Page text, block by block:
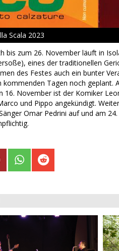
Scala 2023
bis zum 26. November läuft in
eines der traditionellen
des Festes auch ein bunter
kommenden Tagen noch
16. November ist der Komiker
und Pippo angekündigt.
Omar Pedrini auf und am